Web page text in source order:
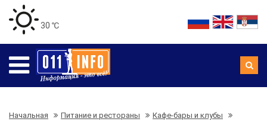
30 ℃
Начальная Питание и рестораны Кафе-бары и клубы